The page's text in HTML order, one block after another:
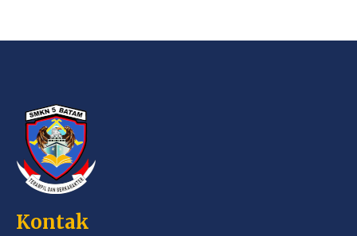
Kontak